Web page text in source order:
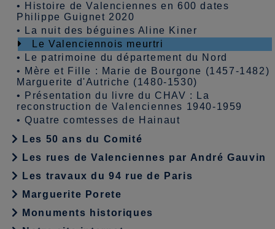
•
Histoire de Valenciennes en 600 dates
Philippe Guignet 2020
•
La nuit des béguines Aline Kiner
Le Valenciennois meurtri
•
Le patrimoine du département du Nord
• Mère et Fille : Marie de Bourgone (1457-1482)
Marguerite d'Autriche (1480-1530)
•
Présentation du livre du CHAV : La
reconstruction de Valenciennes 1940-1959
•Quatre comtesses de Hainaut
Les 50 ans du Comité
Les rues de Valenciennes par André Gauvin
Les travaux du 94 rue de Paris
Marguerite Porete
Monuments historiques